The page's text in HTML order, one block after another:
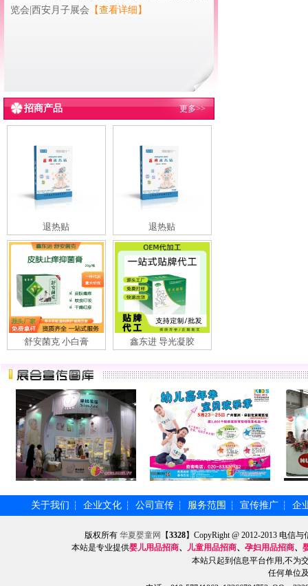
览会|西安月子展会 【查看详细】
招商产品 更多>>
退热贴 退热贴
舒安菌克 小白膏 鑫东进 导光凝胶
关于我们 ┆ 企业文化 ┆ 公司宣传 ┆ 服务范围 ┆ 宣传推广 ┆ 企
版权所有华夏婴童网 【3328】CopyRight @ 2012-2013 电信
本站是专业提供婴儿用品招商、 儿童用品招商、 孕妇用品招商、
本站只起到信息平台作用,不为
任何单位